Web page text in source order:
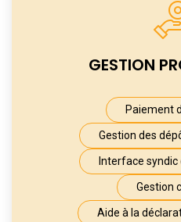
GESTION
Paiement
Gestion des
Interface
Gestion
Aide à la